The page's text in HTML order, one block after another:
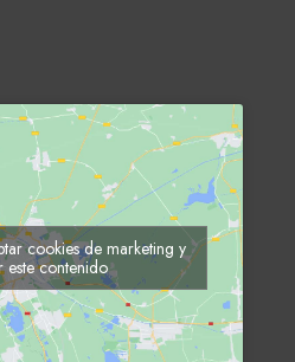
cookies de marketing y
este contenido